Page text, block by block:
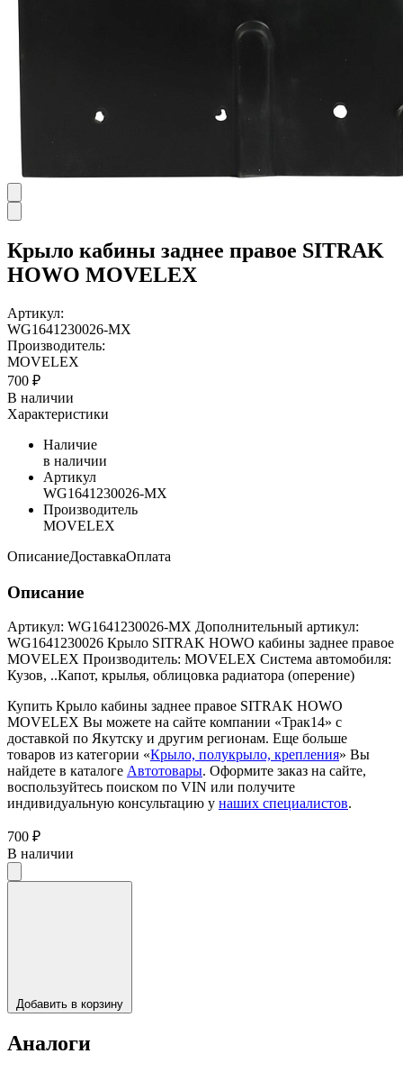
Крыло кабины заднее правое SITRAK
HOWO MOVELEX
Артикул:
WG1641230026-MX
Производитель:
MOVELEX
700 ₽
В наличии
Характеристики
Наличие
в наличии
Артикул
WG1641230026-MX
Производитель
MOVELEX
ОписаниеДоставкаОплата
Описание
Артикул: WG1641230026-MX Дополнительный артикул:
WG1641230026 Крыло SITRAK HOWO кабины заднее правое
MOVELEX Производитель: MOVELEX Система автомобиля:
Кузов, ..Капот, крылья, облицовка радиатора (оперение)
Купить Крыло кабины заднее правое SITRAK HOWO
MOVELEX Вы можете на сайте компании «Трак14» с
доставкой по Якутску и другим регионам. Еще больше
товаров из категории «Крыло, полукрыло, крепления» Вы
найдете в каталоге Автотовары. Оформите заказ на сайте,
воспользуйтесь поиском по VIN или получите
индивидуальную консультацию у наших специалистов.
700 ₽
В наличии
Добавить в корзину
Аналоги